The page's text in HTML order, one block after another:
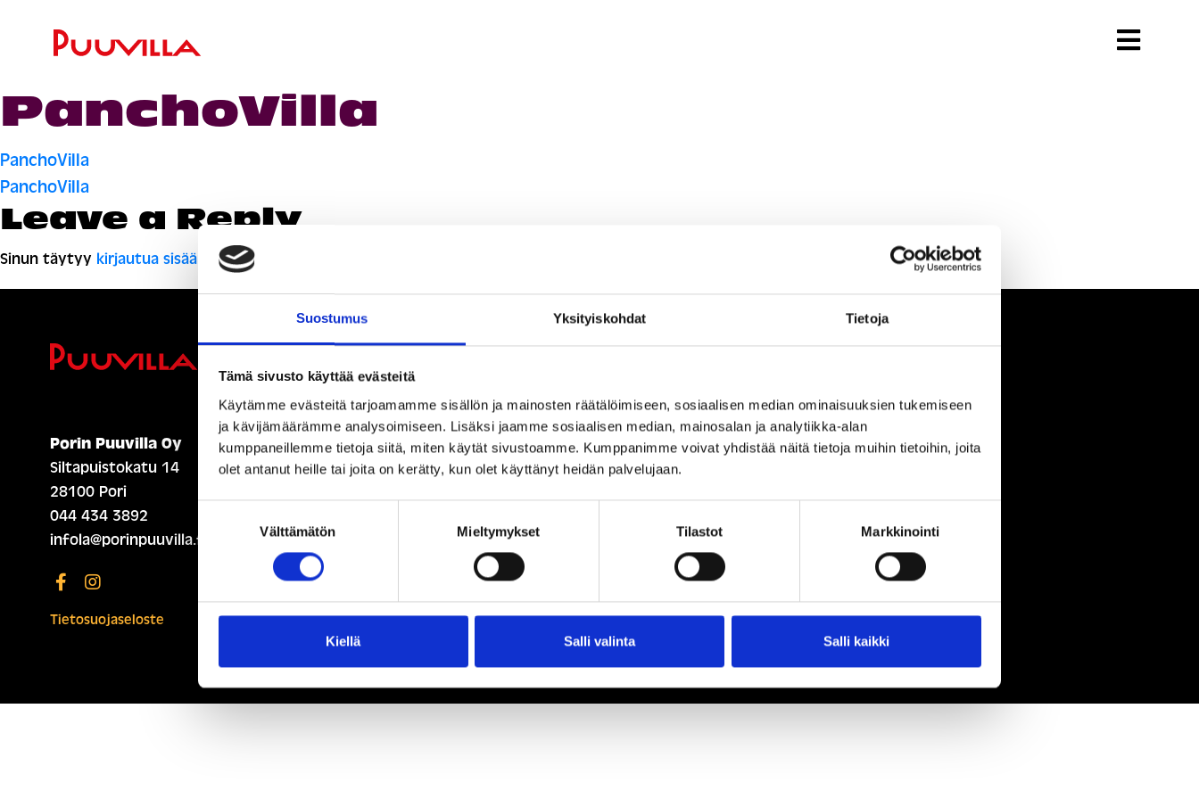
Suostumus Yksityiskohdat Tietoja
Tämä sivusto käyttää evästeitä
Käytämme evästeitä tarjoamamme sisällön ja mainosten räätälöimiseen, sosiaalisen median ominaisuuksien tukemiseen
ja kävijämäärämme analysoimiseen. Lisäksi jaamme sosiaalisen median, mainosalan ja analytiikka-alan
kumppaneillemme tietoja siitä, miten käytät sivustoamme. Kumppanimme voivat yhdistää näitä tietoja muihin tietoihin, joita
olet antanut heille tai joita on kerätty, kun olet käyttänyt heidän palvelujaan.
Välttämätön Mieltymykset Tilastot Markkinointi
Kiellä Salli valinta Salli kaikki
PanchoVilla
Artikkelien
selaus
PanchoVilla
PanchoVilla
Leave a Reply
Sinun täytyy kirjautua sisään kommentoidaksesi.
Porin Puuvilla Oy
Siltapuistokatu 14
28100 Pori
044 434 3892
infola@porinpuuvilla.fi
Tietosuojaseloste
ETUSIVU (ENGLISH)